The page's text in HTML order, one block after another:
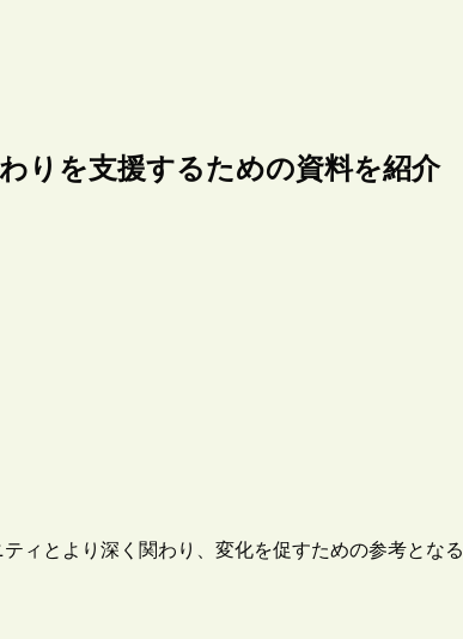
りを支援するための資料を紹介
ィとより深く関わり、変化を促すための参考となる